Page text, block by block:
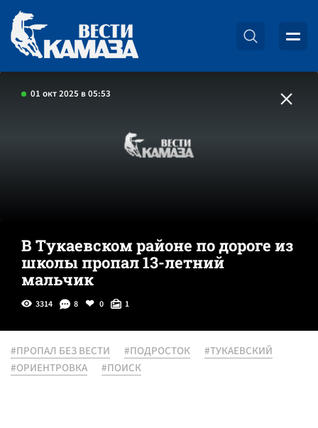
01 окт 2025 в 05:53
В Тукаевском районе по дороге из
школы пропал 13-летний
мальчик
3314 8 0 1
#ПРОПАЛ БЕЗ ВЕСТИ #ПОДРОСТОК
#ТУКАЕВСКИЙ
#ОРИЕНТРОВКА
#ПОИСК